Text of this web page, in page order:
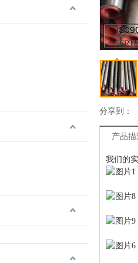
分享到：
产品描
我们的